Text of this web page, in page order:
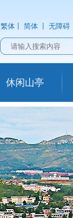
繁体 简体 无障碍
休闲山亭